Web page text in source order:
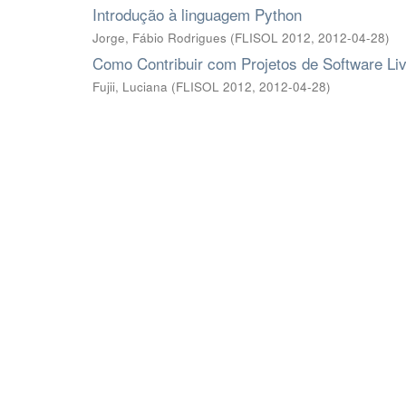
Introdução à linguagem Python
Jorge, Fábio Rodrigues (FLISOL 2012, 2012-04-28)
Como Contribuir com Projetos de Software
Fujii, Luciana (FLISOL 2012, 2012-04-28)